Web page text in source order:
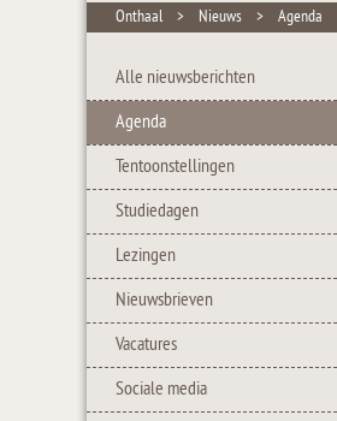
Onthaal > Nieuws > Agenda
Alle nieuwsberichten
Agenda
Tentoonstellingen
Studiedagen
Lezingen
Nieuwsbrieven
Vacatures
Sociale media